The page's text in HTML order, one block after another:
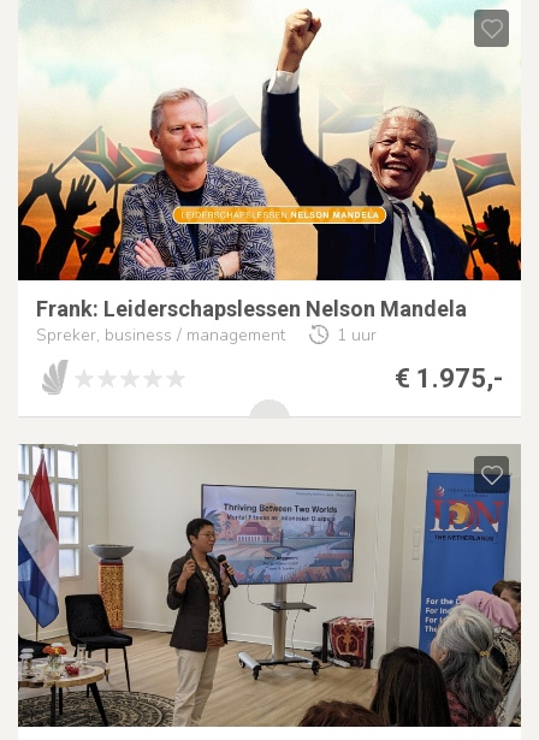
Frank: Leiderschapslessen Nelson Mandela
Spreker, business / management 1 uur
€ 1.975,-